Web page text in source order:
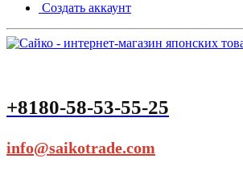
Создать аккаунт
+8180-58-53-55-25
info@saikotrade.com